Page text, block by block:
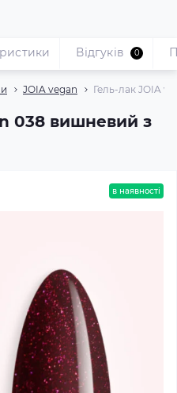
JOIA vegan Гель-лак JOIA
038 вишневий з
Відгуків 0
в наявності